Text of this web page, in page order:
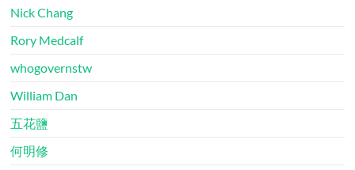
Nick Chang
Rory Medcalf
whogovernstw
William Dan
五花鹽
何明修